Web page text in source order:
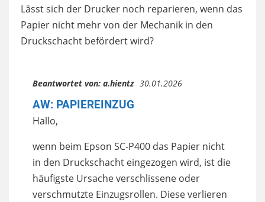
Lässt sich der Drucker noch reparieren, wenn das
Papier nicht mehr von der Mechanik in den
Druckschacht befördert wird?
Beantwortet von: a.hientz 30.01.2026
AW: PAPIEREINZUG
Hallo,
wenn beim Epson SC-P400 das Papier nicht
in den Druckschacht eingezogen wird, ist die
häufigste Ursache verschlissene oder
verschmutzte Einzugsrollen. Diese verlieren